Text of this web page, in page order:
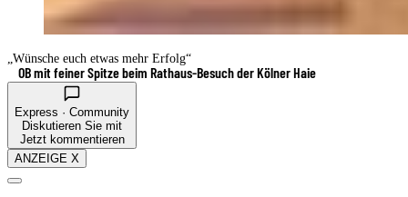
„Wünsche euch etwas mehr Erfolg“
OB mit feiner Spitze beim Rathaus-Besuch der Kölner Haie
Express · Community
Diskutieren Sie mit
Jetzt kommentieren
ANZEIGE X